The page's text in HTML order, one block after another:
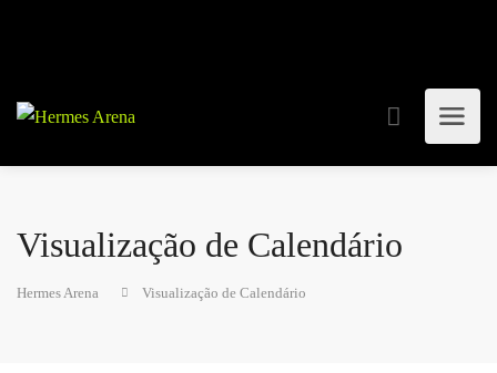
Visualização de Calendário
Hermes Arena Visualização de Calendário